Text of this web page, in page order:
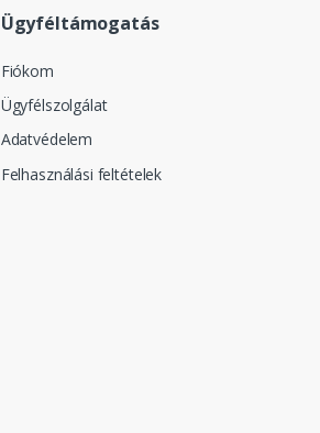
Ügyféltámogatás
Fiókom
Ügyfélszolgálat
Adatvédelem
Felhasználási feltételek